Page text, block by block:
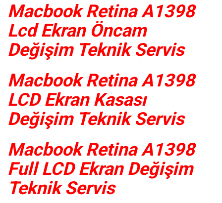
Macbook Retina A1398
Lcd Ekran Öncam
Değişim Teknik Servis
Macbook Retina A1398
LCD Ekran Kasası
Değişim Teknik Servis
Macbook Retina A1398
Full LCD Ekran Değişim
Teknik Servis